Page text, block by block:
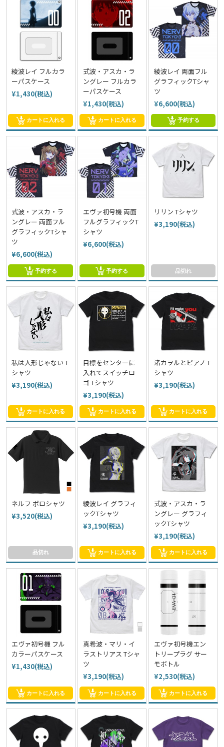
綾波レイ フルカラ
ーパスケース
¥1,430(税込)
カートに入れる
式波・アスカ・ラ
ングレー フルカラ
ーパスケース
¥1,430(税込)
カートに入れる
綾波レイ 両面フル
グラフィックTシャ
ツ
¥6,600(税込)
予約する
式波・アスカ・ラ
ングレー 両面フル
グラフィックTシャ
ツ
¥6,600(税込)
予約する
エヴァ初号機 両面
フルグラフィックT
シャツ
¥6,600(税込)
予約する
リリン Tシャツ
¥3,190(税込)
品切れ
私は人形じゃない T
シャツ
¥3,190(税込)
カートに入れる
目標をセンターに
入れてスイッチロ
ゴ Tシャツ
¥3,190(税込)
カートに入れる
渚カヲルとピアノ T
シャツ
¥3,190(税込)
カートに入れる
ネルフ ポロシャツ
¥3,520(税込)
品切れ
綾波レイ グラフィ
ックTシャツ
¥3,190(税込)
カートに入れる
式波・アスカ・ラ
ングレー グラフィ
ックTシャツ
¥3,190(税込)
カートに入れる
エヴァ初号機 フル
カラーパスケース
¥1,430(税込)
カートに入れる
真希波・マリ・イ
ラストリアス Tシャ
ツ
¥3,190(税込)
カートに入れる
エヴァ初号機エン
トリープラグ サー
モボトル
¥2,530(税込)
カートに入れる